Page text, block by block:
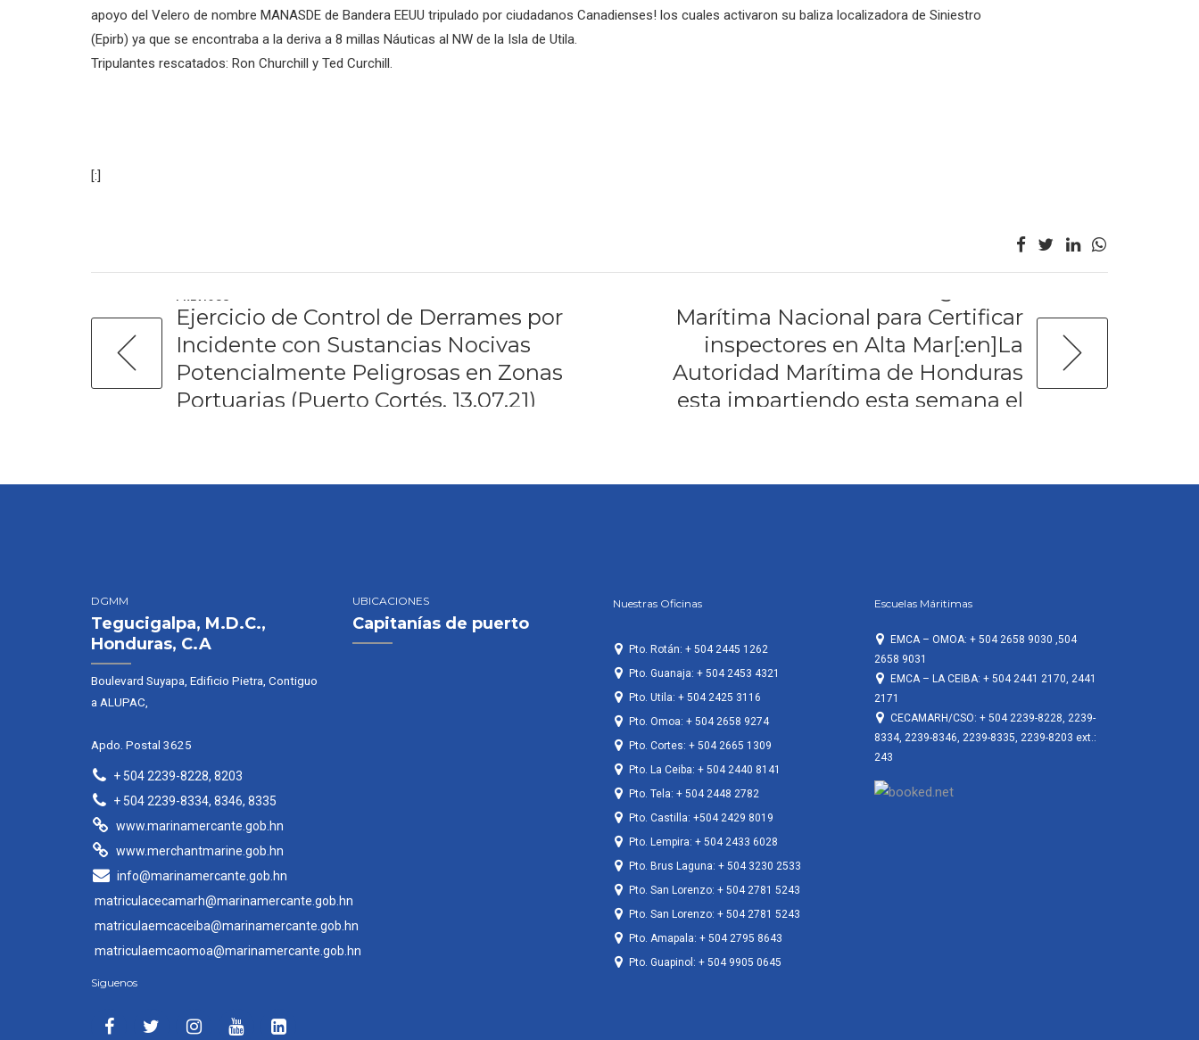
apoyo del Velero de nombre MANASDE de Bandera EEUU tripulado por ciudadanos Canadienses! los cuales activaron su baliza localizadora de Siniestro
(Epirb) ya que se encontraba a la deriva a 8 millas Náuticas al NW de la Isla de Utila.
Tripulantes rescatados: Ron Churchill y Ted Curchill.
[:]
PREVIOUS
Ejercicio de Control de Derrames por
Incidente con Sustancias Nocivas
Potencialmente Peligrosas en Zonas
Portuarias (Puerto Cortés, 13.07.21)
[:es]La Autoridad Marítima de
Marítima Nacional para Certificar
inspectores en Alta Mar[:en]La
Autoridad Marítima de Honduras
esta impartiendo esta semana el
en Alta Mar[:]
DGMM
Tegucigalpa, M.D.C.,
Honduras, C.A
Boulevard Suyapa, Edificio Pietra, Contiguo
a ALUPAC,
Apdo. Postal 3625
+ 504 2239-8228, 8203
+ 504 2239-8334, 8346, 8335
www.marinamercante.gob.hn
www.merchantmarine.gob.hn
info@marinamercante.gob.hn
matriculacecamarh@marinamercante.gob.hn
matriculaemcaceiba@marinamercante.gob.hn
matriculaemcaomoa@marinamercante.gob.hn
Siguenos
UBICACIONES
Capitanías de puerto
Nuestras Oficinas
Pto. Rotán: + 504 2445 1262
Pto. Guanaja: + 504 2453 4321
Pto. Utila: + 504 2425 3116
Pto. Omoa: + 504 2658 9274
Pto. Cortes: + 504 2665 1309
Pto. La Ceiba: + 504 2440 8141
Pto. Tela: + 504 2448 2782
Pto. Castilla: +504 2429 8019
Pto. Lempira: + 504 2433 6028
Pto. Brus Laguna: + 504 3230 2533
Pto. San Lorenzo: + 504 2781 5243
Pto. San Lorenzo: + 504 2781 5243
Pto. Amapala: + 504 2795 8643
Pto. Guapinol: + 504 9905 0645
Escuelas Máritimas
EMCA – OMOA: + 504 2658 9030 ,504
2658 9031
EMCA – LA CEIBA: + 504 2441 2170, 2441
2171
CECAMARH/CSO: + 504 2239-8228, 2239-
8334, 2239-8346, 2239-8335, 2239-8203 ext.:
243